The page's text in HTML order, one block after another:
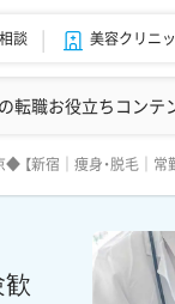
談 美容クリニ
介
転職お役立ちコンテ
ュー 美容医
【新宿｜痩身・脱毛｜
転科・未経験歓迎◎